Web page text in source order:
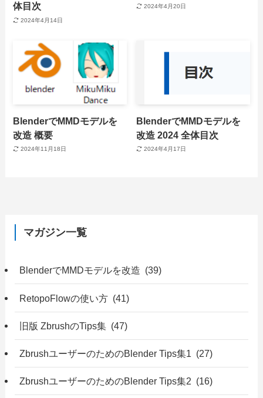
体目次
2024年4月14日
2024年4月20日
BlenderでMMDモデルを
改造 概要
2024年11月18日
BlenderでMMDモデルを
改造 2024 全体目次
2024年4月17日
マガジン一覧
BlenderでMMDモデルを改造 (39)
RetopoFlowの使い方 (41)
旧版 ZbrushのTips集 (47)
ZbrushユーザーのためのBlender Tips集1 (27)
ZbrushユーザーのためのBlender Tips集2 (16)